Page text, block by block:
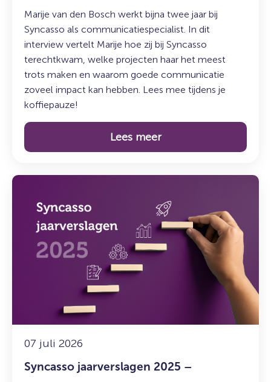
Marije van den Bosch werkt bijna twee jaar bij
Syncasso als communicatiespecialist. In dit
interview vertelt Marije hoe zij bij Syncasso
terechtkwam, welke projecten haar het meest
trots maken en waarom goede communicatie
zoveel impact kan hebben. Lees mee tijdens je
koffiepauze!
Lees meer
07 juli 2026
Syncasso jaarverslagen 2025 –
Lees
Syncasso
jaarverslagen
resultaten